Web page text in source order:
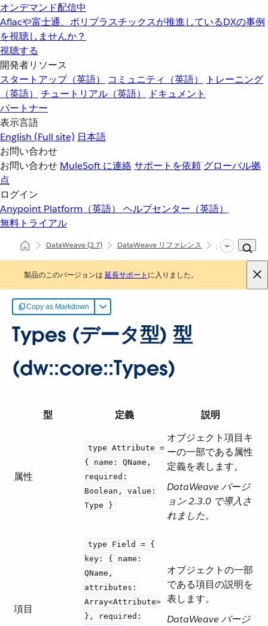
オンデマンド配信中
Aflacや富士通、ポリプラスチックスが推進しているDXの事例
を視聴しませんか？
視聴する
開発者リソース
スタートアップ（英語）
コミュニティ（英語）
トレーニング
（英語）
チュートリアル（英語）
ドキュメント
パートナー
表示言語
English (Full site) 日本語
お問い合わせ
お問い合わせ MuleSoft に連絡サポートを依頼 グローバル拠
点
ログイン
Anypoint Platform（英語） ヘルプセンター（英語）
無料トライアル
DataWeave(2.7) DataWeave リファレンス dw::core::Types
製品のこのバージョンは 延長サポート に入りました。
Copy as Markdown
Types (データ型) 型
(dw::core::Types)
型 定義 説明
属性
type Attribute =
{ name: QName,
required:
Boolean, value:
Type }
オブジェクト項目キ
ーの一部である属性
定義を表します。
DataWeave バージ
ョン 2.3.0 で導入さ
れました。
項目
type Field = {
key: { name:
QName,
attributes:
Array<Attribute>
}, required:
オブジェクトの一部
である項目の説明を
表します。
DataWeave バージ